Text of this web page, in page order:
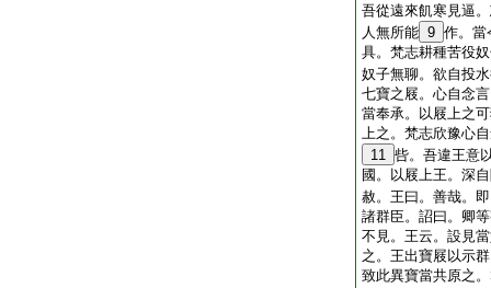
吾從遠來飢寒見逼
人無所能 9 作。當
具。梵志耕種苦役
奴子無聊。欲自投
七寶之屐。心自念
當奉承。以屐上之
上之。梵志欣豫心
11 呰。吾違王意
國。以屐上王。深
赦。王曰。善哉。
諸群臣。詔曰。卿
不見。王云。設見
之。王出寶屐以示
致此異寶當共原之